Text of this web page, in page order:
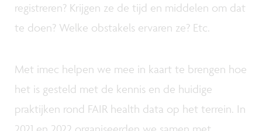
registreren? Krijgen ze de tijd en middelen om dat
te doen? Welke obstakels ervaren ze? Etc.
Met imec helpen we mee in kaart te brengen hoe
het is gesteld met de kennis en de huidige
praktijken rond FAIR health data op het terrein. In